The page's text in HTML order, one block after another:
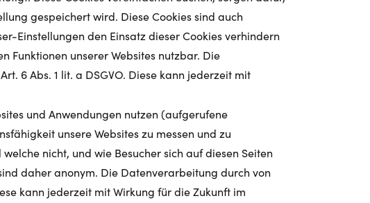
gespeichert wird. Diese Cookies sind auch
Einstellungen den Einsatz dieser Cookies verhindern
Funktionen unserer Websites nutzbar. Die
6 Abs. 1 lit. a DSGVO. Diese kann jederzeit mit
und Anwendungen nutzen (aufgerufene
unsere Websites zu messen und zu
nicht, und wie Besucher sich auf diesen Seiten
daher anonym. Die Datenverarbeitung durch von
kann jederzeit mit Wirkung für die Zukunft im